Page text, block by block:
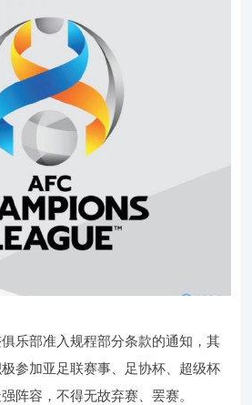
乐部准入规程部分条款的通知，其
参加亚足联赛事、足协杯、超级杯
阵容，不得无故弃赛、罢赛。